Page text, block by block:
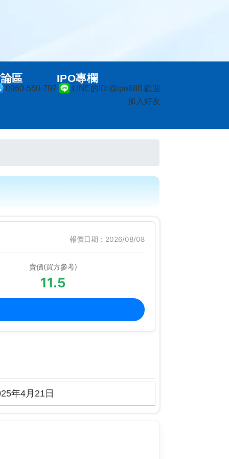
0960-550-797
LINE的ID:@ipo888 歡迎
加入好友
區 IPO專欄
報價日期：2026/08/08
賣價(買方參考)
11.5
年4月21日